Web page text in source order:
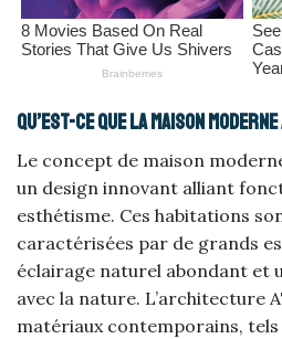
Qu’est-ce que la maison moderne
Le concept de maison
un design innovant alliant
esthétisme. Ces habitations
caractérisées par de grands
éclairage naturel abondant et
avec la nature. L’architecture
matériaux contemporains, tels